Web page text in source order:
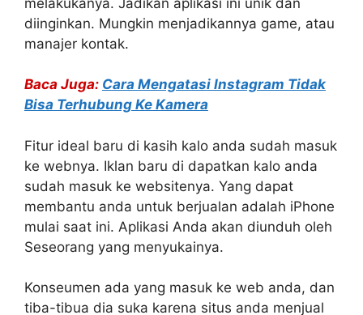
diinginkan. Mungkin menjadikannya game, atau
manajer kontak.
Baca Juga: Cara Mengatasi Instagram Tidak
Bisa Terhubung Ke Kamera
Fitur ideal baru di kasih kalo anda sudah masuk
ke webnya. Iklan baru di dapatkan kalo anda
sudah masuk ke websitenya. Yang dapat
membantu anda untuk berjualan adalah iPhone
mulai saat ini. Aplikasi Anda akan diunduh oleh
Seseorang yang menyukainya.
Konseumen ada yang masuk ke web anda, dan
tiba-tibua dia suka karena situs anda menjual